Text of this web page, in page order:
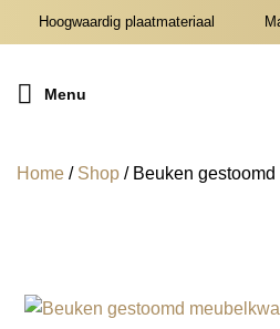
naar
Hoogwaardig plaatmateriaal
Menu
Home / Shop / Beuken